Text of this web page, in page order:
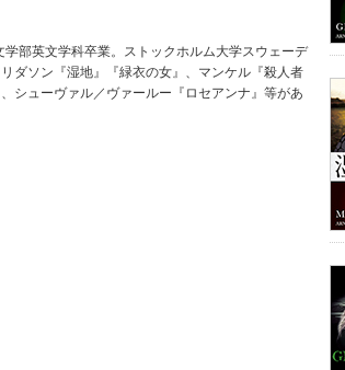
部英文学科卒業。ストックホルム大学スウェーデ
ダソン『湿地』『緑衣の女』、マンケル『殺人者
シューヴァル／ヴァールー『ロセアンナ』等があ